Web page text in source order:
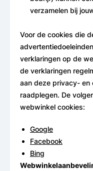
verzamelen bij
Voor de cookies die
verklaringen op de
de verklaringen
aan deze privacy- en
raadplegen. De
webwinkel cookies:
Google
Facebook
Bing